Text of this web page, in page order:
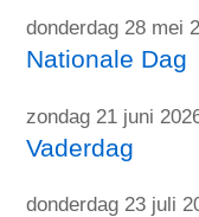
donderdag 28 mei
Nationale Dag
zondag 21 juni
Vaderdag
donderdag 23 juli